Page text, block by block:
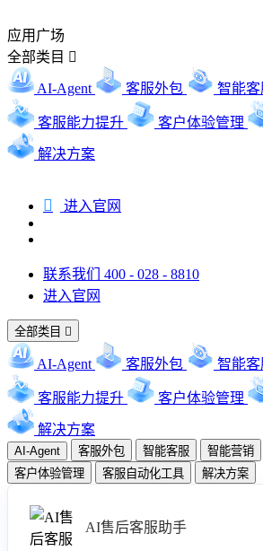
应用广场
全部类目 
AI-Agent 客服外包 智能客
客服能力提升 客户体验管理
解决方案
 进入官网
联系我们 400 - 028 - 8810
进入官网
全部类目 
AI-Agent 客服外包 智能客
客服能力提升 客户体验管理
解决方案
AI-Agent 客服外包 智能客服 智能营销
客户体验管理
客服自动化工具 解决方案
AI售后客服助手